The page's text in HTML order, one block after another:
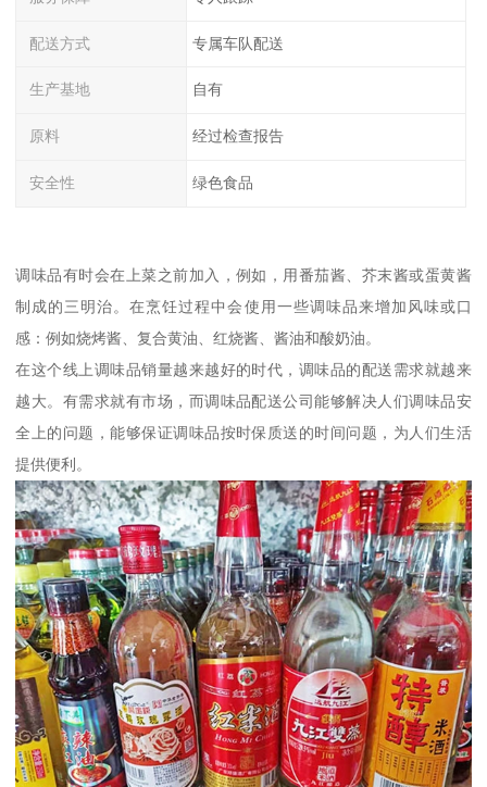
配送方式 专属车队配送
生产基地 自有
原料 经过检查报告
安全性 绿色食品
调味品有时会在上菜之前加入，例如，用番茄酱、芥末酱或蛋黄酱
制成的三明治。在烹饪过程中会使用一些调味品来增加风味或口
感：例如烧烤酱、复合黄油、红烧酱、酱油和酸奶油。
在这个线上调味品销量越来越好的时代，调味品的配送需求就越来
越大。有需求就有市场，而调味品配送公司能够解决人们调味品安
全上的问题，能够保证调味品按时保质送的时间问题，为人们生活
提供便利。